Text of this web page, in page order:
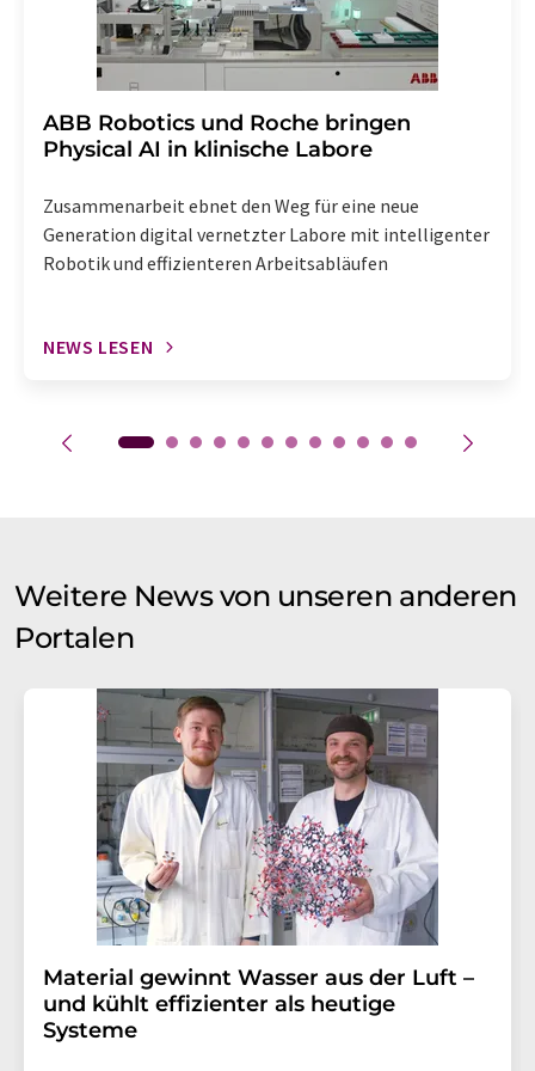
​​​​​​​ABB Robotics und Roche bringen
Physical AI in klinische Labore
Zusammenarbeit ebnet den Weg für eine neue
Generation digital vernetzter Labore mit intelligenter
Robotik und effizienteren Arbeitsabläufen
NEWS LESEN
Weitere News von unseren anderen
Portalen
Material gewinnt Wasser aus der Luft –
und kühlt effizienter als heutige
Systeme